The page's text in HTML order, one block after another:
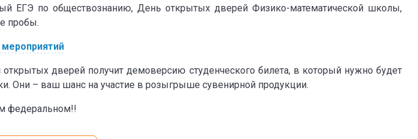
ЕГЭ по обществознанию, День открытых дверей Физико-математической школы,
пробы.
дверей получит демоверсию студенческого билета, в который нужно будет
Они – ваш шанс на участие в розыгрыше сувенирной продукции.
федеральном!!